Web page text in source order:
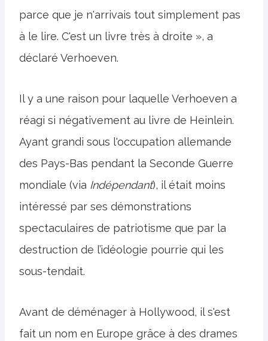
parce que je n'arrivais tout simplement pas
à le lire. C'est un livre très à droite », a
déclaré Verhoeven.
Il y a une raison pour laquelle Verhoeven a
réagi si négativement au livre de Heinlein.
Ayant grandi sous l'occupation allemande
des Pays-Bas pendant la Seconde Guerre
mondiale (via Indépendant), il était moins
intéressé par ses démonstrations
spectaculaires de patriotisme que par la
destruction de l’idéologie pourrie qui les
sous-tendait.
Avant de déménager à Hollywood, il s'est
fait un nom en Europe grâce à des drames